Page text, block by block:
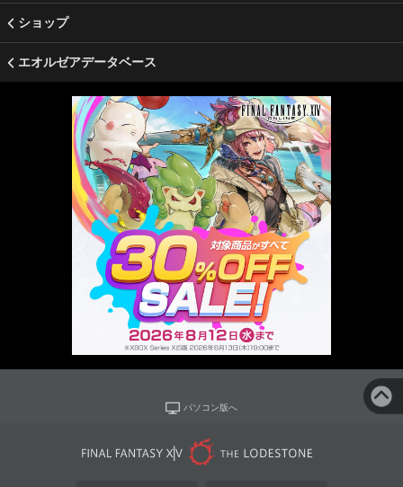
ショップ
エオルゼアデータベース
パソコン版へ